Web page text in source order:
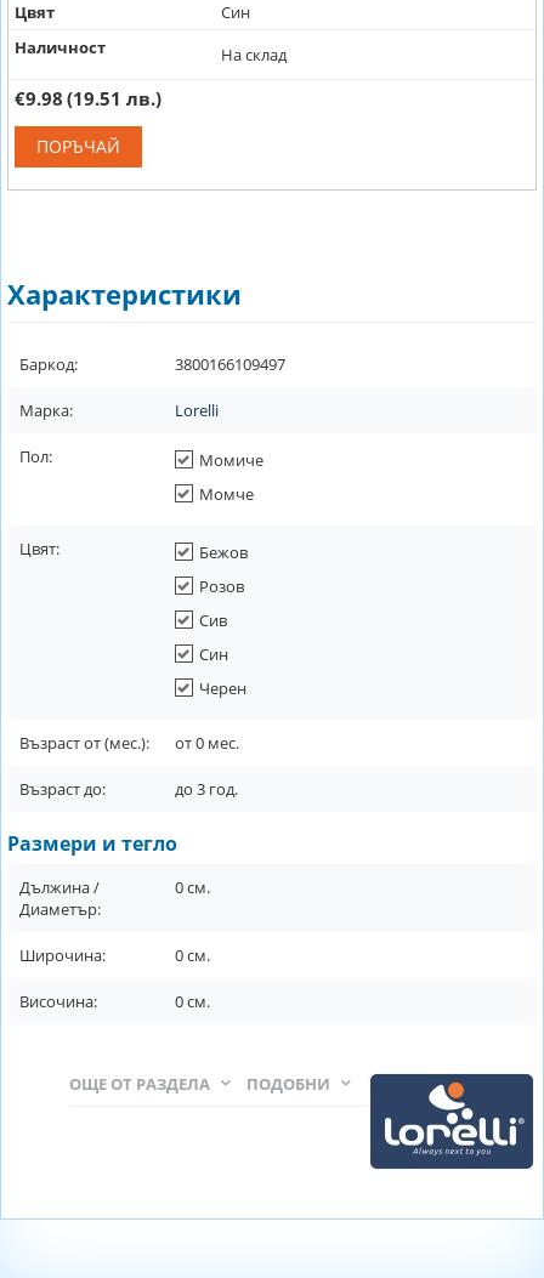
Цвят
Син
Наличност
На склад
€9.98 (19.51 лв.)
ПОРЪЧАЙ
Характеристики
Баркод: 3800166109497
Марка: Lorelli
Пол:
Момиче
Момче
Цвят:
Бежов
Розов
Сив
Син
Черен
Възраст от (мес.): от0 мес.
Възраст до: до 3 год.
Размери и тегло
Дължина /
Диаметър:
0см.
Широчина: 0см.
Височина: 0см.
ПОДОБНИ
ОЩЕ ОТ РАЗДЕЛА